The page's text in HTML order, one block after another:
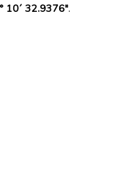
10´ 32.9376".